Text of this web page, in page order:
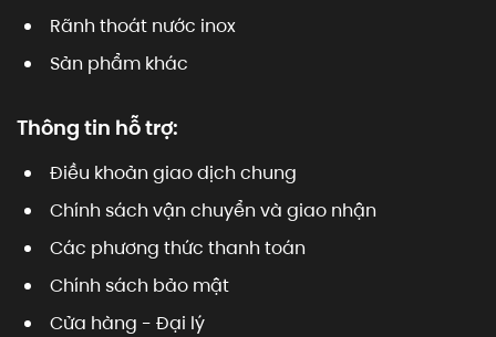
Rãnh thoát nước inox
Sản phẩm khác
Thông tin hỗ trợ:
Điều khoản giao dịch chung
Chính sách vận chuyển và giao nhận
Các phương thức thanh toán
Chính sách bảo mật
Cửa hàng - Đại lý